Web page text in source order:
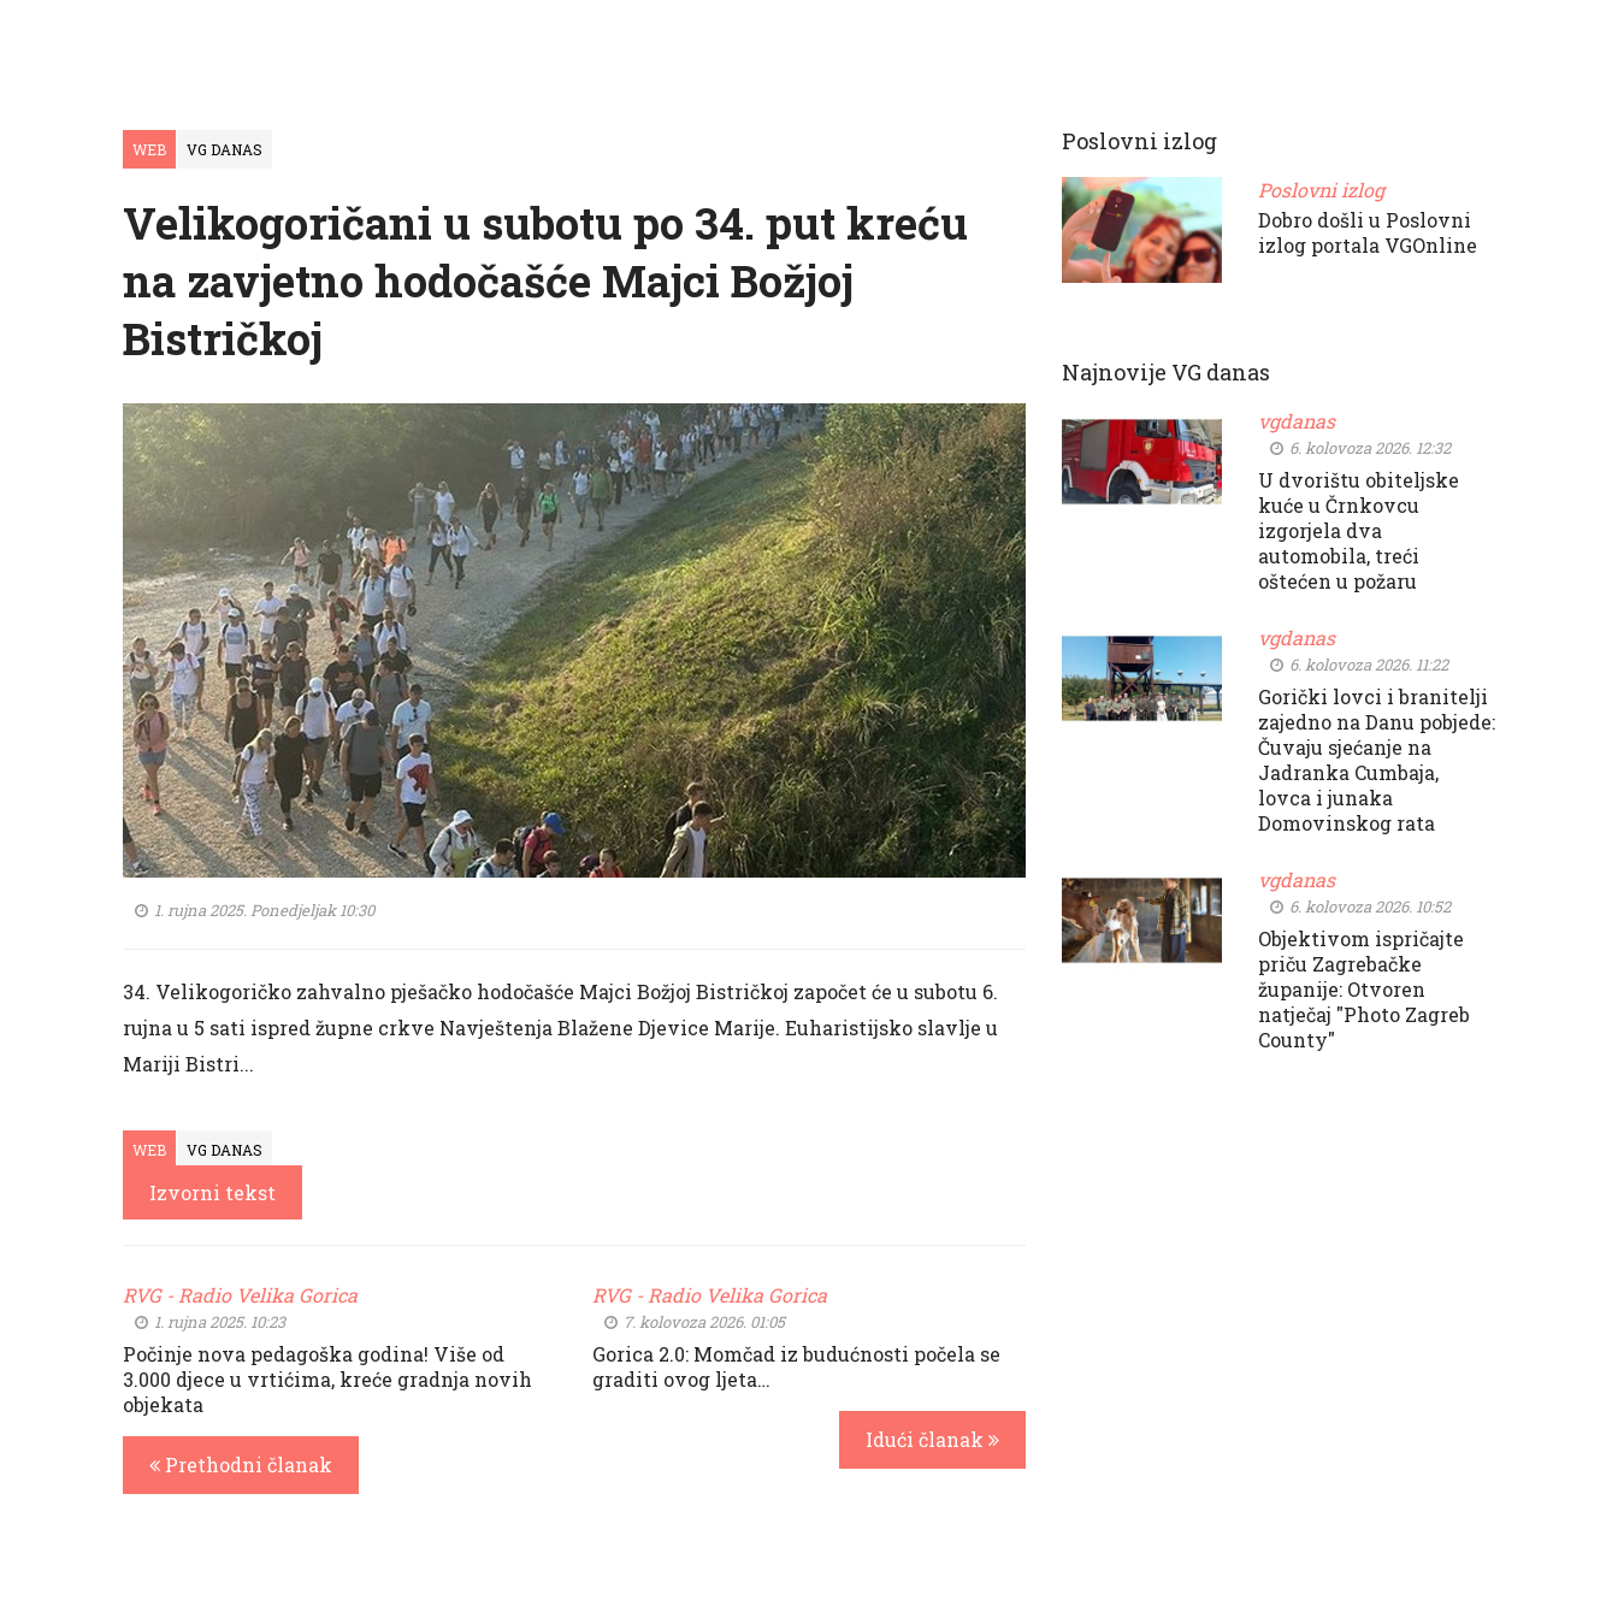
WEB VG DANAS
Velikogoričani u subotu po 34. put kreću
na zavjetno hodočašće Majci Božjoj
Bistričkoj
1. rujna 2025. Ponedjeljak 10:30
34. Velikogoričko zahvalno pješačko hodočašće Majci Božjoj Bistričkoj započet će u subotu 6.
rujna u 5 sati ispred župne crkve Navještenja Blažene Djevice Marije. Euharistijsko slavlje u
Mariji Bistri...
WEB VG DANAS
Izvorni tekst
RVG - Radio Velika Gorica
1. rujna 2025. 10:23
Počinje nova pedagoška godina! Više od
3.000 djece u vrtićima, kreće gradnja novih
objekata
Prethodni članak
RVG - Radio Velika Gorica
7. kolovoza 2026. 01:05
Gorica 2.0: Momčad iz budućnosti počela se
graditi ovog ljeta…
Idući članak
Poslovni izlog
Poslovni izlog
Dobro došli u Poslovni
izlog portala VGOnline
Najnovije VG danas
vgdanas
6. kolovoza 2026. 12:32
U dvorištu obiteljske
kuće u Črnkovcu
izgorjela dva
automobila, treći
oštećen u požaru
vgdanas
6. kolovoza 2026. 11:22
Gorički lovci i branitelji
zajedno na Danu pobjede:
Čuvaju sjećanje na
Jadranka Cumbaja,
lovca i junaka
Domovinskog rata
vgdanas
6. kolovoza 2026. 10:52
Objektivom ispričajte
priču Zagrebačke
županije: Otvoren
natječaj "Photo Zagreb
County"